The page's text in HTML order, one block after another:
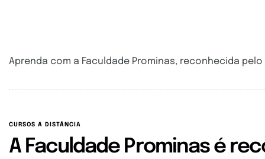
Aprenda com a Faculdade Prominas, reconhecida
CURSOS A DISTÂNCIA
A Faculdade Prominas é